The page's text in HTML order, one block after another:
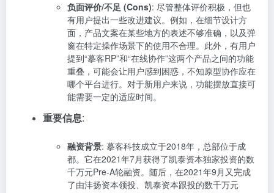
负面评价/不足 (Cons): 尽管整体评价积极，但也
有用户提出一些改进建议。例如，在细节设计方
面，产品文案在某些地方的表述不够准确，以及弹
窗在特定操作场景下的使用不合理。此外，有用户
提到“摹客RP”和“在线协作”这两个产品之间的功能
重叠，可能会让用户感到困惑，不知原型协作应在
哪个平台进行。对于新用户来说，功能摆放直接可
能需要一定的适应时间。
重要信息:
融资背景: 摹客科技成立于2018年，总部位于成
都。它在2021年7月获得了凯泰资本独家投资的数
千万元Pre-A轮融资。随后，在2021年9月又完成
了由沣扬资本领投、凯泰资本跟投的数千万元